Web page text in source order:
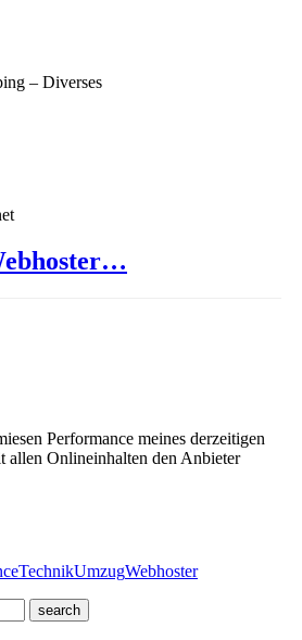
– Diverses
Performance meines derzeitigen
allen Onlineinhalten den Anbieter
TechnikUmzugWebhoster